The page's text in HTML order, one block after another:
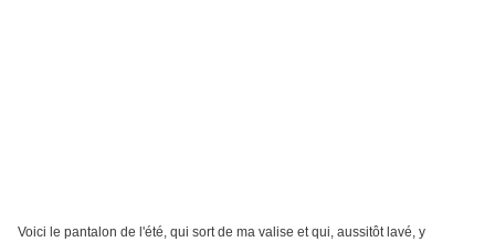
Voici le pantalon de l'été, qui sort de ma valise et qui, aussitôt lavé, y